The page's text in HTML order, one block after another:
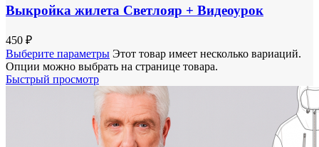
Выкройка жилета Светлояр + Видеоурок
450 ₽
Выберите параметры Этот товар имеет несколько вариаций.
Опции можно выбрать на странице товара.
Быстрый просмотр